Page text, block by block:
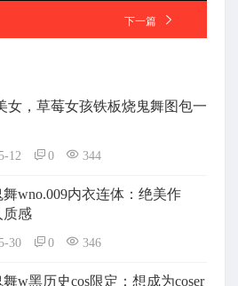
下一篇
女，草莓女孩铁板烧鬼舞图包一
12 0 344
wno.009内衣连体：绝美作
质感
30 0 346
w黑历史cos限定：想成为coser